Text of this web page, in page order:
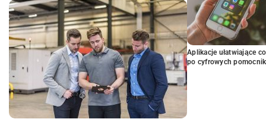
Aplikacje ułatwiające
po cyfrowych